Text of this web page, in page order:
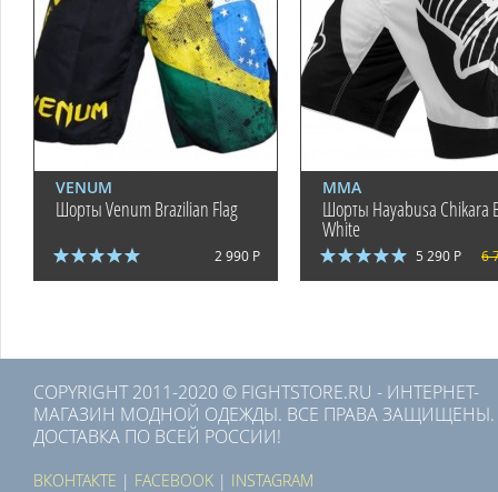
VENUM
Шорты Venum Brazilian Flag
2 990 Р
ММА
Шорты Hayabusa Chikara
White
5 290 Р 6
COPYRIGHT 2011-2020 © FIGHTSTORE.RU - ИНТЕРНЕТ-
МАГАЗИН МОДНОЙ ОДЕЖДЫ. ВСЕ ПРАВА ЗАЩИЩЕНЫ.
ДОСТАВКА ПО ВСЕЙ РОССИИ!
ВКОНТАКТЕ | FACEBOOK | INSTAGRAM